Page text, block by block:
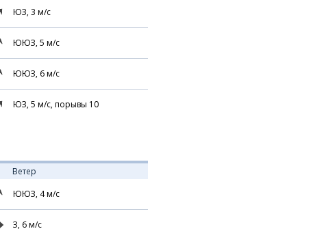
ЮЗ, 3 м/с
ЮЮЗ, 5 м/с
ЮЮЗ, 6м/с
ЮЗ, 5 м/с, порывы 10
Ветер
ЮЮЗ, 4м/с
З, 6м/с